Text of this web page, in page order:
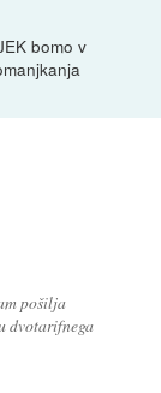
bomo v
pošilja
dvotarifnega